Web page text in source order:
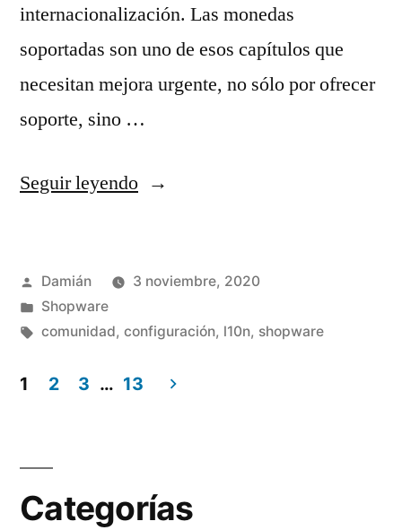
internacionalización. Las monedas
soportadas son uno de esos capítulos que
necesitan mejora urgente, no sólo por ofrecer
soporte, sino …
Seguir leyendo«Monedas
en
Shopware»
Publicado
por
Damián
3 noviembre, 2020
Publicado
en
Shopware
Etiquetas:
comunidad, configuración, l10n, shopware
de
entradas
1 2 3 … 13
Categorías